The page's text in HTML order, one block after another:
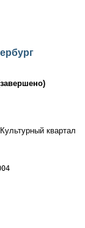
квартал